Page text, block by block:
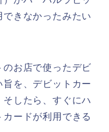
できなかったみたい
お店で使ったデビ
を、デビットカー
そしたら、すぐにハ
ードが利用できる